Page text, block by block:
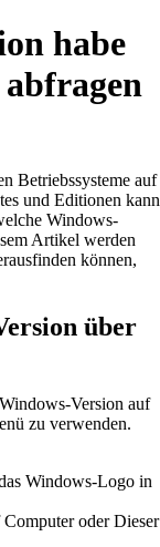
habe
Betriebssysteme auf
und Editionen kann
Windows-
Artikel werden
können,
über
Version auf
zu verwenden.
Windows-Logo in
oder Dieser